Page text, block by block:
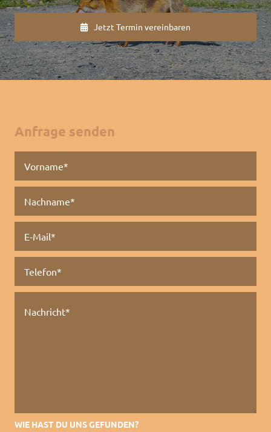
Jetzt Termin vereinbaren
Anfrage senden
WIE HAST DU UNS GEFUNDEN?